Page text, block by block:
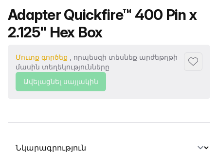
Ապրանքի անվանումը
Adapter Quickfire™ 400 Pin x
2.125" Hex Box
Մուտք գործեք , որպեսզի տեսնեք արժեթղթի
մասին տեղեկությունները
Ավելացնել սայլակին
Ընտրել տաբ